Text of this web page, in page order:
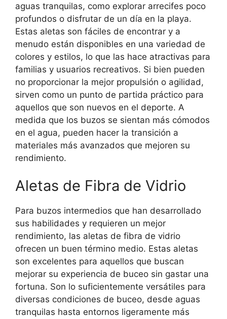
aguas tranquilas, como explorar arrecifes poco
profundos o disfrutar de un día en la playa.
Estas aletas son fáciles de encontrar y a
menudo están disponibles en una variedad de
colores y estilos, lo que las hace atractivas para
familias y usuarios recreativos. Si bien pueden
no proporcionar la mejor propulsión o agilidad,
sirven como un punto de partida práctico para
aquellos que son nuevos en el deporte. A
medida que los buzos se sientan más cómodos
en el agua, pueden hacer la transición a
materiales más avanzados que mejoren su
rendimiento.
Aletas de Fibra de Vidrio
Para buzos intermedios que han desarrollado
sus habilidades y requieren un mejor
rendimiento, las aletas de fibra de vidrio
ofrecen un buen término medio. Estas aletas
son excelentes para aquellos que buscan
mejorar su experiencia de buceo sin gastar una
fortuna. Son lo suficientemente versátiles para
diversas condiciones de buceo, desde aguas
tranquilas hasta entornos ligeramente más